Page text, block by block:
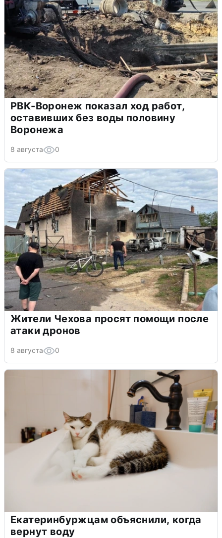
РВК-Воронеж показал ход работ,
оставивших без воды половину
Воронежа
8 августа 0
Жители Чехова просят помощи после
атаки дронов
8 августа 0
Екатеринбуржцам объяснили, когда
вернут воду